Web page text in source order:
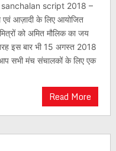
script 2018 –
एवं आज़ादी के लिए आयोजित
को अमित मौलिक का जय
इस बार भी 15 अगस्त 2018
सभी मंच संचालकों के लिए एक
Read More